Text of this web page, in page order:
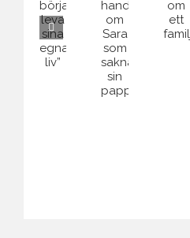
när
karaktärerna
började
barnbok
som
handlar
om
Sara
som
klippan
handlar